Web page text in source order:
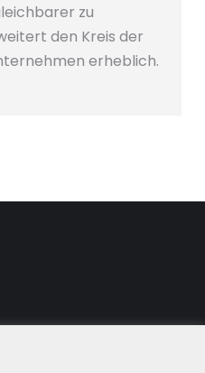
zu
den Kreis der
erheblich.